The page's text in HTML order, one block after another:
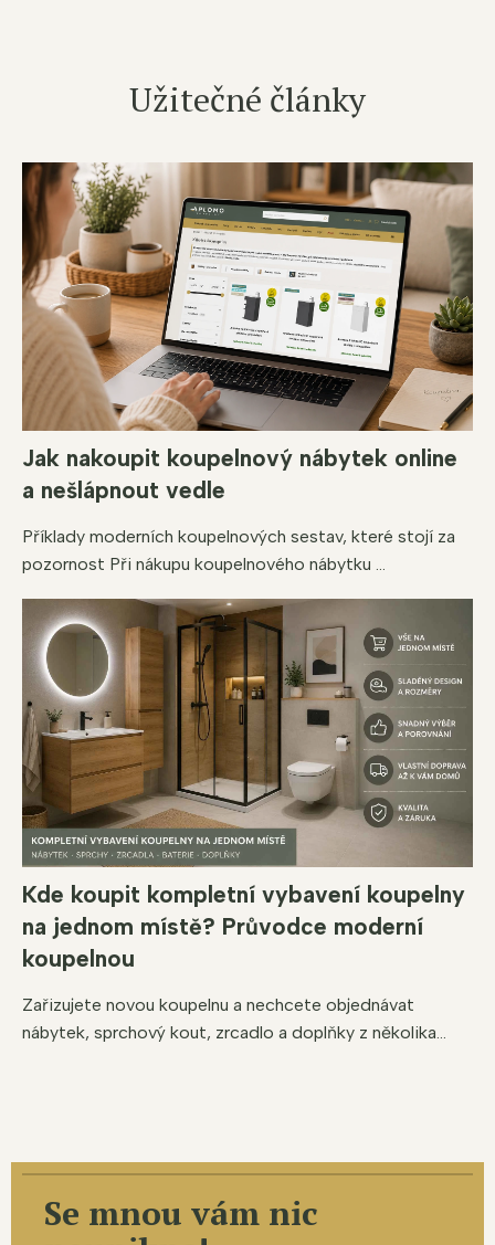
Užitečné články
Jak nakoupit koupelnový nábytek online
a nešlápnout vedle
Příklady moderních koupelnových sestav, které stojí za
pozornost Při nákupu koupelnového nábytku ...
Kde koupit kompletní vybavení koupelny
na jednom místě? Průvodce moderní
koupelnou
Zařizujete novou koupelnu a nechcete objednávat
nábytek, sprchový kout, zrcadlo a doplňky z několika...
Se mnou vám nic